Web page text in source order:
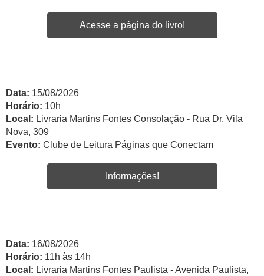
Acesse a página do livro!
Data: 15/08/2026
Horário: 10h
Local: Livraria Martins Fontes Consolação - Rua Dr. Vila
Nova, 309
Evento: Clube de Leitura Páginas que Conectam
Informações!
Data: 16/08/2026
Horário: 11h às 14h
Local: Livraria Martins Fontes Paulista - Avenida Paulista,